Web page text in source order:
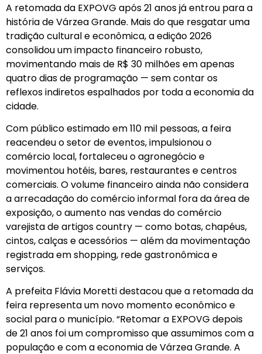
A retomada da EXPOVG após 21 anos já entrou para a
história de Várzea Grande. Mais do que resgatar uma
tradição cultural e econômica, a edição 2026
consolidou um impacto financeiro robusto,
movimentando mais de R$ 30 milhões em apenas
quatro dias de programação — sem contar os
reflexos indiretos espalhados por toda a economia da
cidade.
Com público estimado em 110 mil pessoas, a feira
reacendeu o setor de eventos, impulsionou o
comércio local, fortaleceu o agronegócio e
movimentou hotéis, bares, restaurantes e centros
comerciais. O volume financeiro ainda não considera
a arrecadação do comércio informal fora da área de
exposição, o aumento nas vendas do comércio
varejista de artigos country — como botas, chapéus,
cintos, calças e acessórios — além da movimentação
registrada em shopping, rede gastronômica e
serviços.
A prefeita Flávia Moretti destacou que a retomada da
feira representa um novo momento econômico e
social para o município. “Retomar a EXPOVG depois
de 21 anos foi um compromisso que assumimos com a
população e com a economia de Várzea Grande. A